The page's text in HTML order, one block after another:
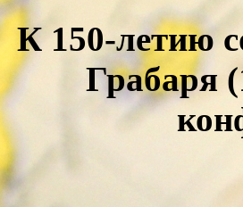
К 150-летию
Грабаря